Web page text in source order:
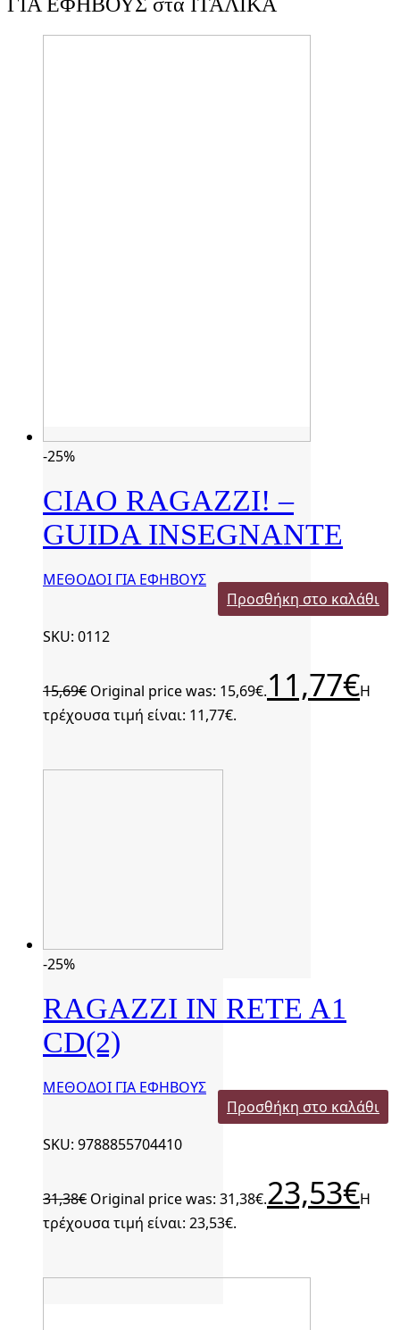
ΓΙΑ ΕΦΗΒΟΥΣ στα ΙΤΑΛΙΚΑ
-25%
CIAO RAGAZZI! –
GUIDA INSEGNANTE
ΜΕΘΟΔΟΙ ΓΙΑ ΕΦΗΒΟΥΣ
Προσθήκη στο καλάθι
SKU: 0112
15,69€ Original price was: 15,69€.11,77€Η
τρέχουσα τιμή είναι: 11,77€.
-25%
RAGAZZI IN RETE A1
CD(2)
ΜΕΘΟΔΟΙ ΓΙΑ ΕΦΗΒΟΥΣ
Προσθήκη στο καλάθι
SKU: 9788855704410
31,38€ Original price was: 31,38€.23,53€Η
τρέχουσα τιμή είναι: 23,53€.